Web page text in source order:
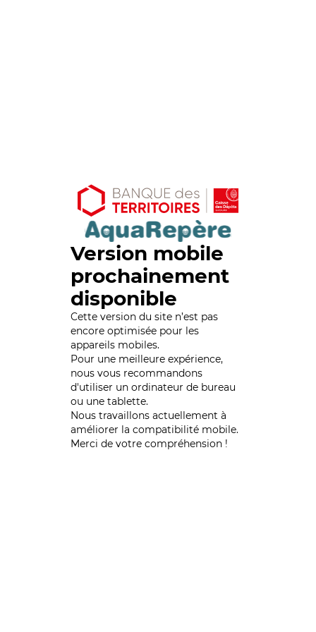
Version mobile
prochainement
disponible
Cette version du site n’est pas
encore optimisée pour les
appareils mobiles.
Pour une meilleure expérience,
nous vous recommandons
d'utiliser un ordinateur de bureau
ou une tablette.
Nous travaillons actuellement à
améliorer la compatibilité mobile.
Merci de votre compréhension !